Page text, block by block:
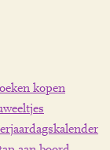
kopen